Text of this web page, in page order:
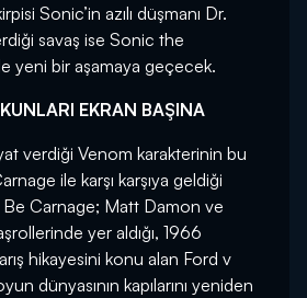
Sonic’in azılı düşmanı Dr.
savaş ise Sonic the
yeni bir aşamaya geçecek.
EKRAN BAŞINA
verdiği Venom karakterinin bu
ile karşı karşıya geldiği
Carnage; Matt Damon ve
yer aldığı, 1966
hikayesini konu alan Ford v
dünyasının kapılarını yeniden